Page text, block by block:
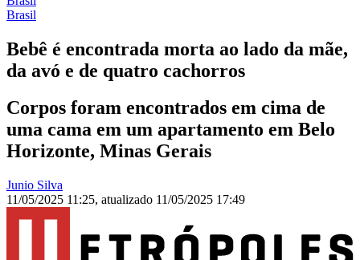
Brasil
Bebê é encontrada morta ao lado da mãe,
da avó e de quatro cachorros
Corpos foram encontrados em cima de
uma cama em um apartamento em Belo
Horizonte, Minas Gerais
Junio Silva
11/05/2025 11:25, atualizado 11/05/2025 17:49